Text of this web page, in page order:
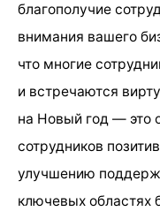
благополучие
внимания вашего
что многие
и встречаются
на Новый год — это
сотрудников
улучшению
ключевых областях